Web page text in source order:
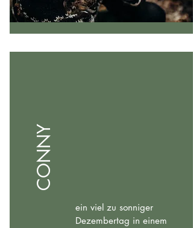
CONNY
ein viel zu sonniger
Dezembertag in einem